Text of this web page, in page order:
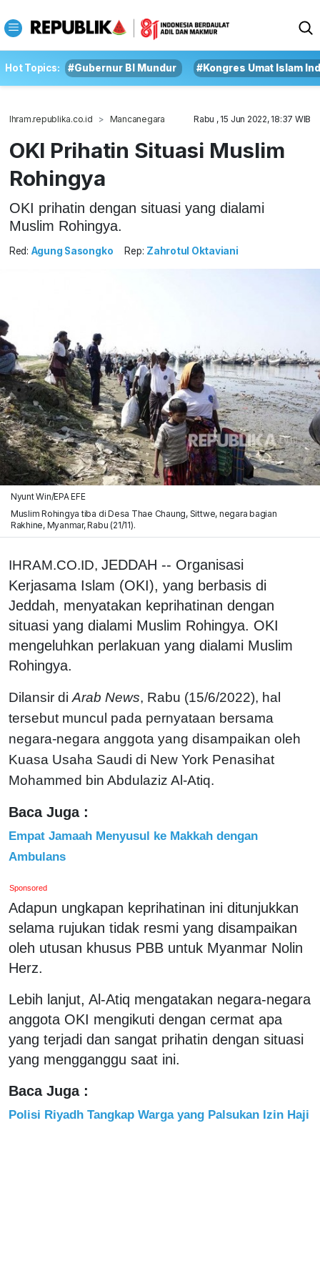
Hot Topics: #Gubernur BI Mundur #Kongres Umat Islam
Ihram.republika.co.id Mancanegara Rabu , 15 Jun 2022, 18:37 WIB
OKI Prihatin Situasi Muslim
Rohingya
OKI prihatin dengan situasi yang dialami
Muslim Rohingya.
Red: Agung Sasongko Rep: Zahrotul Oktaviani
Nyunt Win/EPA EFE
Muslim Rohingya tiba di Desa Thae Chaung, Sittwe, negara bagian
Rakhine, Myanmar, Rabu (21/11).
IHRAM.CO.ID, JEDDAH -- Organisasi
Kerjasama Islam (OKI), yang berbasis di
Jeddah, menyatakan keprihatinan dengan
situasi yang dialami Muslim Rohingya. OKI
mengeluhkan perlakuan yang dialami Muslim
Rohingya.
Dilansir di Arab News, Rabu (15/6/2022), hal
tersebut muncul pada pernyataan bersama
negara-negara anggota yang disampaikan oleh
Kuasa Usaha Saudi di New York Penasihat
Mohammed bin Abdulaziz Al-Atiq.
Baca Juga :
Empat Jamaah Menyusul ke Makkah dengan
Ambulans
Sponsored
Adapun ungkapan keprihatinan ini ditunjukkan
selama rujukan tidak resmi yang disampaikan
oleh utusan khusus PBB untuk Myanmar Nolin
Herz.
Lebih lanjut, Al-Atiq mengatakan negara-negara
anggota OKI mengikuti dengan cermat apa
yang terjadi dan sangat prihatin dengan situasi
yang mengganggu saat ini.
Baca Juga :
Polisi Riyadh Tangkap Warga yang Palsukan Izin Haji